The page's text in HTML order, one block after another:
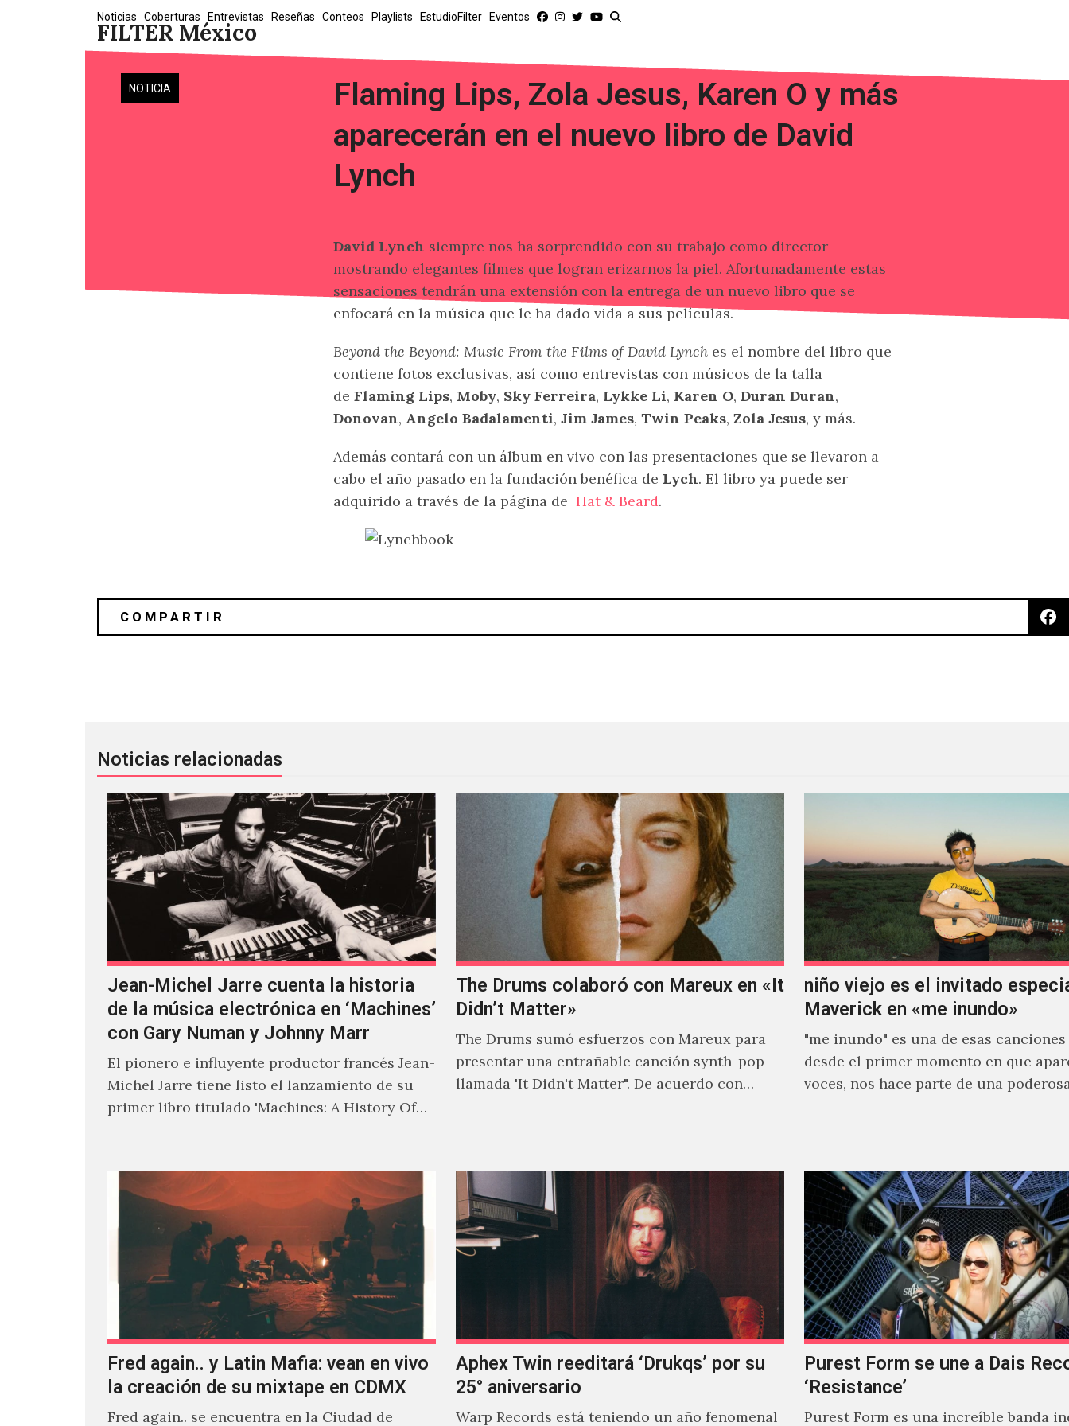
FILTER México
Noticias Coberturas Entrevistas Reseñas Conteos Playlists EstudioFilter Eventos
NOTICIA
Flaming Lips, Zola Jesus, Karen O y más
aparecerán en el nuevo libro de David
Lynch
David Lynch siempre nos ha sorprendido con su trabajo como director
mostrando elegantes filmes que logran erizarnos la piel. Afortunadamente estas
sensaciones tendrán una extensión con la entrega de un nuevo libro que se
enfocará en la música que le ha dado vida a sus películas.
Beyond the Beyond: Music From the Films of David Lynch es el nombre del libro que
contiene fotos exclusivas, así como entrevistas con músicos de la talla
de Flaming Lips, Moby, Sky Ferreira, Lykke Li, Karen O, Duran Duran,
Donovan, Angelo Badalamenti, Jim James, Twin Peaks, Zola Jesus, y más.
Además contará con un álbum en vivo con las presentaciones que se llevaron a
cabo el año pasado en la fundación benéfica de Lych. El libro ya puede ser
adquirido a través de la página de Hat & Beard.
Noticias relacionadas
Jean-Michel Jarre cuenta la historia
de la música electrónica en ‘Machines’
con Gary Numan y Johnny Marr
El pionero e influyente productor francés Jean-
Michel Jarre tiene listo el lanzamiento de su
primer libro titulado 'Machines: A History Of
The Drums colaboró con Mareux en «It
Didn’t Matter»
The Drums sumó esfuerzos con Mareux para
presentar una entrañable canción synth-pop
llamada 'It Didn't Matter". De acuerdo con
niño viejo es el invitado
Maverick en «me inundo»
"me inundo" es una de esas canciones
desde el primer momento en que
voces, nos hace parte de una
Fred again.. y Latin Mafia: vean en vivo
la creación de su mixtape en CDMX
Fred again.. se encuentra en la Ciudad de
Aphex Twin reeditará ‘Drukqs’ por su
25° aniversario
Warp Records está teniendo un año fenomenal
Purest Form se une a Dais
‘Resistance’
Purest Form es una increíble banda